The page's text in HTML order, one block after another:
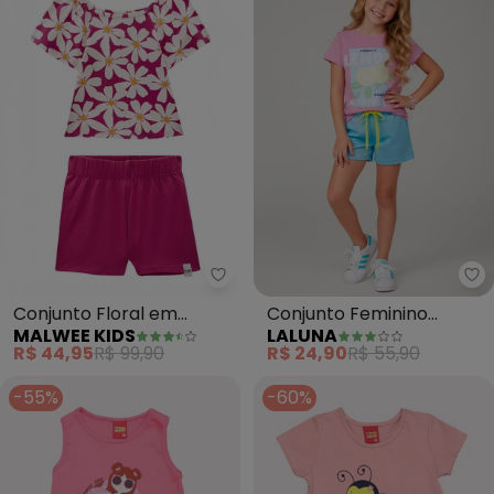
Malwee Kids - Conjunto Floral
Conjunto Floral em
Cotton (Rosa)
MALWEE KIDS
R$ 44,95R$ 99,90
Conjunto Feminino
Lemon Happiness (Rosa)
LALUNA
R$ 24,90R$ 55,90
-55%
-60%